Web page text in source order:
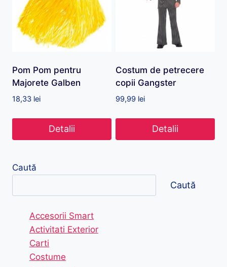
Pom Pom pentru
Majorete Galben
18,33 lei
Detalii
Costum de petrecere
copii Gangster
99,99 lei
Detalii
Caută
Caută
Accesorii Smart
Activitati Exterior
Carti
Costume